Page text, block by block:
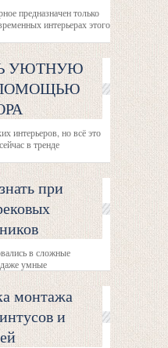
предназначен только
интерьерах этого
УЮТНУЮ
интерьеров, но всё это
в тренде
при
в сложные
умные
монтажа
и